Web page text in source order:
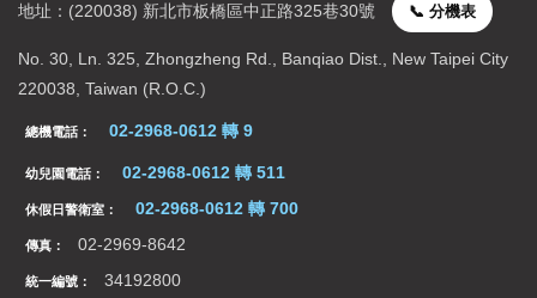
聯絡資訊
地址：(220038) 新北市板橋區中正路325巷30號 📞 分機表
No. 30, Ln. 325, Zhongzheng Rd., Banqiao Dist., New Taipei City
220038, Taiwan (R.O.C.)
總機電話： 02-2968-0612 轉 9
幼兒園電話： 02-2968-0612 轉 511
休假日警衛室： 02-2968-0612 轉 700
傳真： 02-2969-8642
統一編號： 34192800